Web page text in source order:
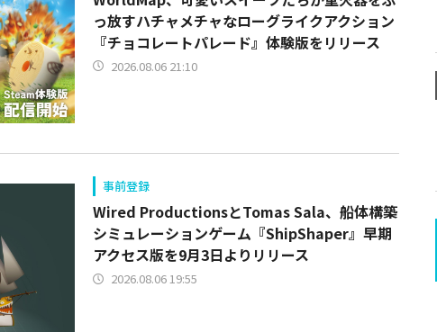
っ放すハチャメチャなローグライクアクション
『チョコレートパレード』体験版をリリース
2026.08.06 21:10
事前登録
Wired ProductionsとTomas Sala、船体構築
シミュレーションゲーム『ShipShaper』早期
アクセス版を9月3日よりリリース
2026.08.06 19:55